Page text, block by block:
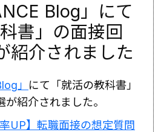
Blog」にて
書」の面接回
紹介されました
」 にて「就活の教科書」
紹介されました。
率UP】転職面接の想定質問